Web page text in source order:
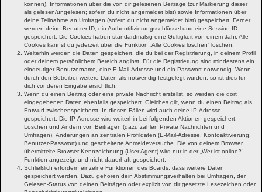
können), Informationen über die von dir gelesenen Beiträge (zur Markierung dieser
als gelesen/ungelesen; sofern du nicht angemeldet bist) sowie Informationen über
deine Teilnahme an Umfragen (sofern du nicht angemeldet bist) gespeichert. Ferner
werden deine Benutzer-ID, ein Authentifizierungsschlüssel und eine Session-ID
gespeichert. Die Cookies haben standardmäßig eine Gültigkeit von einem Jahr. Alle
Cookies kannst du jederzeit über die Funktion „Alle Cookies löschen“ löschen.
Weiterhin werden die Daten gespeichert, die du bei der Registrierung, in deinem Profil
oder deinem persönlichem Bereich angibst. Für die Registrierung sind mindestens ein
eindeutiger Benutzername, eine E-Mail-Adresse und ein Passwort notwendig. Wenn
durch den Betreiber weitere Daten als notwendig festgelegt wurden, so ist dies für
dich vor deren Eingabe ersichtlich.
Wenn du einen Beitrag oder eine private Nachricht erstellst, so werden die dort
eingegebenen Daten ebenfalls gespeichert. Gleiches gilt, wenn du einen Beitrag als
Entwurf zwischenspeicherst. In diesen Fällen wird auch deine IP-Adresse
gespeichert. Die IP-Adresse wird weiterhin bei folgenden Aktionen gespeichert:
Löschen und Ändern von Beiträgen (dazu zählen Private Nachrichten und
Umfragen), Änderungen an zentralen Profildaten (E-Mail-Adresse, Kontoaktivierung,
Benutzer-Passwort) und gescheiterte Anmeldeversuche. Die von deinem Browser
übermittelte Browser-Kennzeichnung (User Agent) wird nur in der „Wer ist online?“-
Funktion angezeigt und nicht dauerhaft gespeichert.
Schließlich erfordern einzelne Funktionen des Boards, dass weitere Daten
gespeichert werden. Dazu gehören dein Abstimmungsverhalten bei Umfragen, der
Gelesen-Status von deinen Beiträgen oder explizit von dir gesetzte Lesezeichen oder